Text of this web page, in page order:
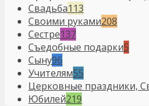
Свадьба113
Своими руками208
Сестре137
Съедобные подарки5
Сыну96
Учителям55
Церковные праздники,
Юбилей219